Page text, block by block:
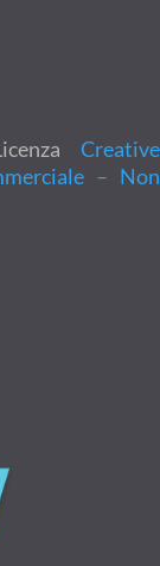
Creative
– Non